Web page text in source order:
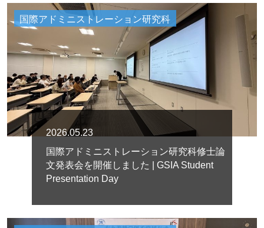
国際アドミニストレーション研究科
2026.05.23
国際アドミニストレーション研究科修士論
文発表会を開催しました | GSIA Student
Presentation Day